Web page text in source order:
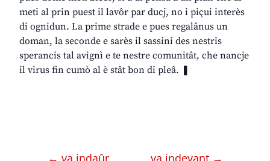
meti al prin puest il lavôr par ducj, no i piçui interès
di ognidun. La prime strade e pues regalânus un
doman, la seconde e sarès il sassini des nestris
sperancis tal avignì e te nestre comunitât, che nancje
il virus fin cumò al è stât bon di pleâ. ❚